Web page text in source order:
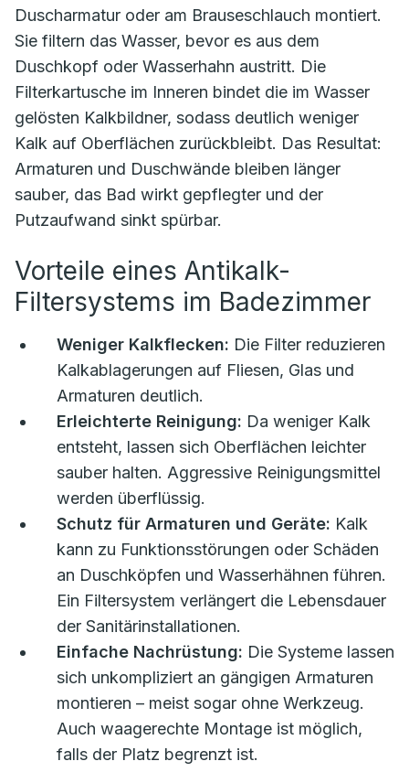
Duscharmatur oder am Brauseschlauch montiert.
Sie filtern das Wasser, bevor es aus dem
Duschkopf oder Wasserhahn austritt. Die
Filterkartusche im Inneren bindet die im Wasser
gelösten Kalkbildner, sodass deutlich weniger
Kalk auf Oberflächen zurückbleibt. Das Resultat:
Armaturen und Duschwände bleiben länger
sauber, das Bad wirkt gepflegter und der
Putzaufwand sinkt spürbar.
Vorteile eines Antikalk-
Filtersystems im Badezimmer
Weniger Kalkflecken: Die Filter reduzieren
Kalkablagerungen auf Fliesen, Glas und
Armaturen deutlich.
Erleichterte Reinigung: Da weniger Kalk
entsteht, lassen sich Oberflächen leichter
sauber halten. Aggressive Reinigungsmittel
werden überflüssig.
Schutz für Armaturen und Geräte: Kalk
kann zu Funktionsstörungen oder Schäden
an Duschköpfen und Wasserhähnen führen.
Ein Filtersystem verlängert die Lebensdauer
der Sanitärinstallationen.
Einfache Nachrüstung: Die Systeme lassen
sich unkompliziert an gängigen Armaturen
montieren – meist sogar ohne Werkzeug.
Auch waagerechte Montage ist möglich,
falls der Platz begrenzt ist.